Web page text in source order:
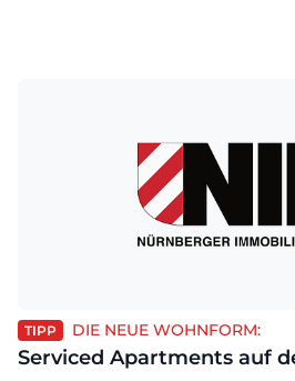
TIPP DIE NEUE WOHNFORM:
Serviced Apartments auf